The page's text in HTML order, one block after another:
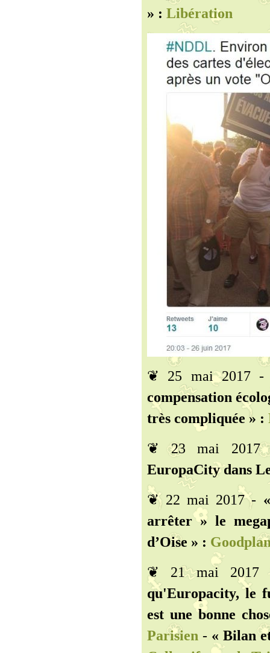
» : Libération
❦ 25 mai 2017
compensation
très compliquée » :
❦ 23 mai
EuropaCity dans
❦ 22 mai 2017 -
arrêter » le
d’Oise » :
❦ 21 mai
qu'Europacity, le
est une bonne
Parisien - « Bilan